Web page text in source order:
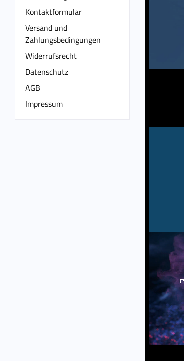
Kontaktformular
Versand und
Zahlungsbedingungen
Widerrufsrecht
Datenschutz
AGB
Impressum